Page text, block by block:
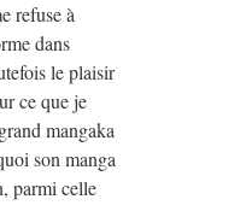
refuse à
dans
le plaisir
ce que je
mangaka
son manga
parmi celle